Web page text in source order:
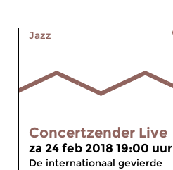
Jazz
Concertzender Live
za 24 feb 2018 19:00 uur
De internationaal gevierde